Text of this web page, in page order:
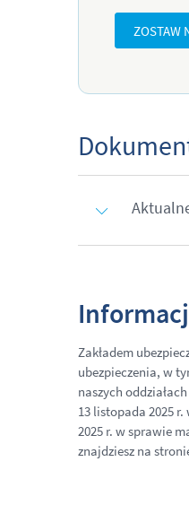
ZOSTAW
Zakładem
ubezpieczenia, w
naszych
13 listopada 2025
2025 r. w sprawie
znajdziesz na